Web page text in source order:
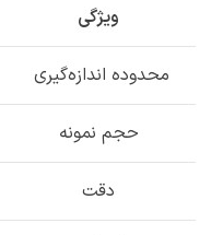
ویژگی
محدوده اندازه‌گیری
حجم نمونه
دقت